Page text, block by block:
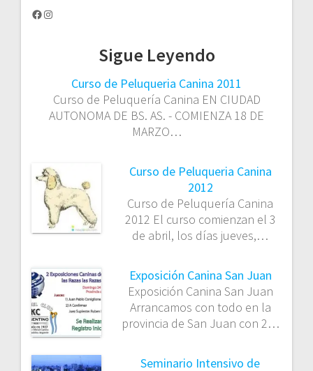
Facebook
Instagram
Sigue Leyendo
Curso de Peluqueria Canina 2011
Curso de Peluquería Canina EN CIUDAD
AUTONOMA DE BS. AS. - COMIENZA 18 DE
MARZO…
Curso de Peluqueria Canina
2012
Curso de Peluquería Canina
2012 El curso comienzan el 3
de abril, los días jueves,…
Exposición Canina San Juan
Exposición Canina San Juan
Arrancamos con todo en la
provincia de San Juan con 2…
Seminario Intensivo de